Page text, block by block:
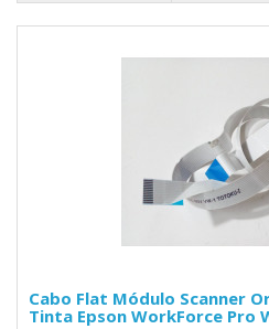
Cabo Flat Módulo Scanner
Tinta Epson WorkForce Pro